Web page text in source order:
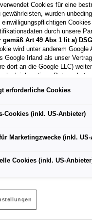
den
leichten
Cookies für eine
gewährleisten, wurden
einwilligungspflichtigen
durch unsere
gemäß Art 49 Abs 1 lit a)
wird unter anderem
Google Irland als unser
dort an die Google LLC)
gleichwertiges
den USA nicht wirksam
einen Zugriff auf
Freiheiten nicht auf das absolut
Sie damit auch gemäß
Cookies enthaltenen
von Google Analytics
Webseite.
über Cookies finden Sie in
Einstellungen am Ende
für Marketingzwecke:
erforderliche Cookies
Cookies (inkl. US-Anbieter)
Marketingzwecke (inkl. US-
Cookies (inkl. US-